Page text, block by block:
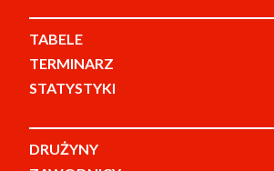
TABELE
TERMINARZ
STATYSTYKI
DRUŻYNY